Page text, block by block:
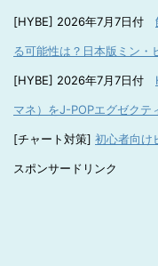
[HYBE] 2026年7月7日付
る可能性は？日本版ミン・
[HYBE] 2026年7月7日付
マネ）をJ-POPエグゼクテ
[チャート対策] 初心者向け
スポンサードリンク